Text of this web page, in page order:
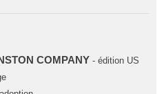
COMPANY - édition US